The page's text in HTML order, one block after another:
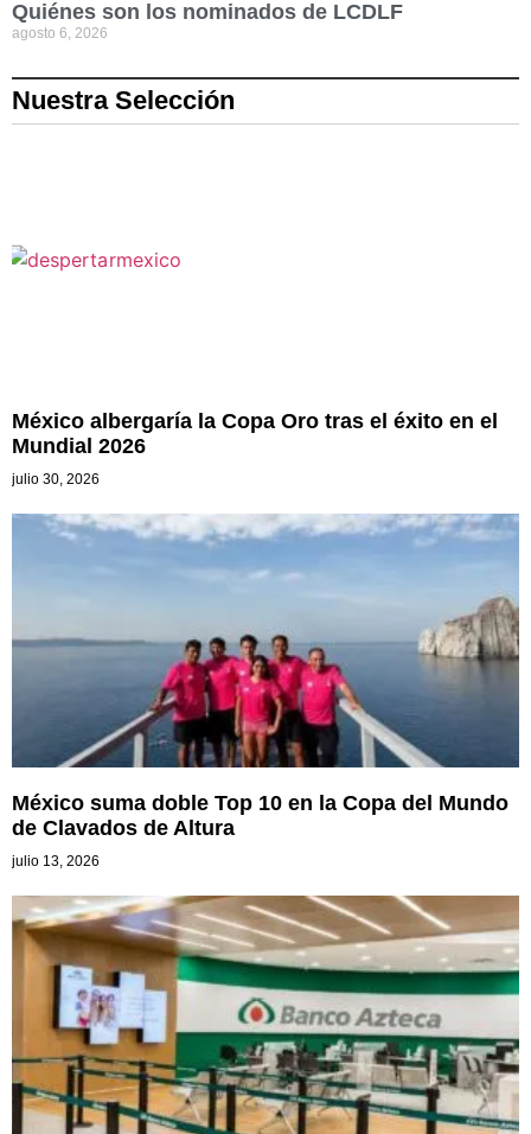
Quiénes son los nominados de LCDLF
agosto 6, 2026
Nuestra Selección
México albergaría la Copa Oro tras el éxito en el
Mundial 2026
julio 30, 2026
México suma doble Top 10 en la Copa del Mundo
de Clavados de Altura
julio 13, 2026